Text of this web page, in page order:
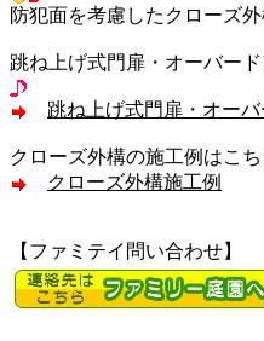
防犯面を考慮したクローズ
跳ね上げ式門扉・オーバー
跳ね上げ式門扉・オー
クローズ外構の施工例はこち
クローズ外構施工例
【ファミテイ問い合わせ】